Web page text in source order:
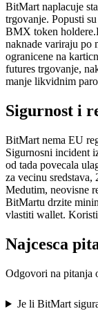
BitMart naplacuje
trgovanje. Popusti
BMX token holdere.
naknade variraju po
ogranicene na
futures trgovanje,
manje likvidnim
Sigurnost i
BitMart nema EU
Sigurnosni incident
od tada povecala
za vecinu
Medutim, neovisne
BitMartu drzite
vlastiti wallet.
Najcesca
Odgovori na pitanja
Je li BitMart